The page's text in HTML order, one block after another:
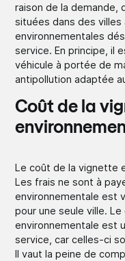
raison de la demande,
situées dans des villes
environnementales
service. En principe, il
véhicule à portée de
antipollution adaptée
Coût de la
Le coût de la vignette
Les frais ne sont à
environnementale est
pour une seule ville.
environnementale est
service, car celles-ci
Il vaut la peine de